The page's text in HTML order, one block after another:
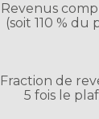
Revenus
(soit 110 %
Fraction de
5 fois le